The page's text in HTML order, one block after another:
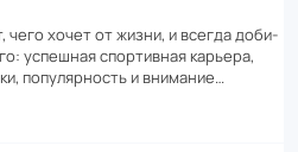
чего хочет от жизни, и всегда доби­
успе­шная спор­ти­вная карьера,
попу­ля­р­ность и внимание…